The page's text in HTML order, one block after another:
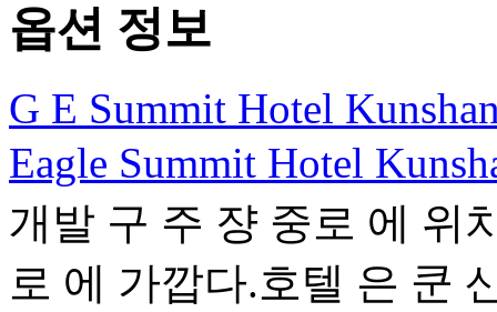
옵션 정보
G E Summit Hotel
Eagle Summit Hotel
개발 구 주 쟝 중로 에 위
로 에 가깝다.호텔 은 쿤